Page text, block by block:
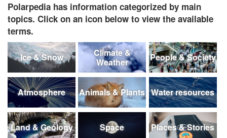
Polarpedia has information categorized by main
topics. Click on an icon below to view the available
terms.
Ice & Snow
Climate &
Weather
People & Society
Atmosphere Animals & Plants Water resources
Land & Geology Space Places & Stories